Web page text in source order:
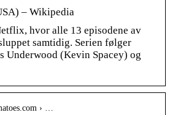
– Wikipedia
hvor alle 13 episodene av
samtidig. Serien følger
Underwood (Kevin Spacey) og
› …